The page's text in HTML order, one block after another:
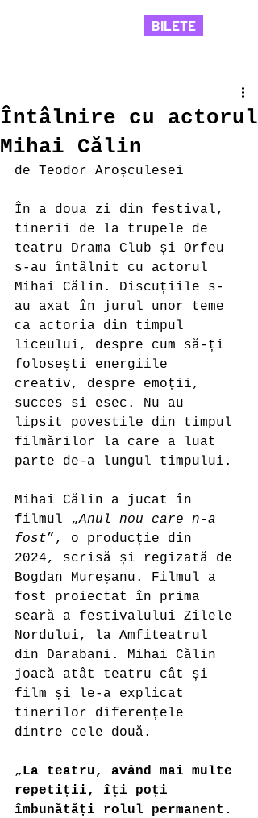
BILETE
Întâlnire cu actorul
Mihai Călin
de Teodor Aroșculesei
În a doua zi din festival,
tinerii de la trupele de
teatru Drama Club și Orfeu
s-au întâlnit cu actorul
Mihai Călin. Discuțiile s-
au axat în jurul unor teme
ca actoria din timpul
liceului, despre cum să-ți
folosești energiile
creativ, despre emoții,
succes si esec. Nu au
lipsit povestile din timpul
filmărilor la care a luat
parte de-a lungul timpului.
Mihai Călin a jucat în
filmul „Anul nou care n-a
fost”, o producție din
2024, scrisă și regizată de
Bogdan Mureșanu. Filmul a
fost proiectat în prima
seară a festivalului Zilele
Nordului, la Amfiteatrul
din Darabani. Mihai Călin
joacă atât teatru cât și
film și le-a explicat
tinerilor diferențele
dintre cele două.
„La teatru, având mai multe
repetiții, îți poți
îmbunătăți rolul permanent.